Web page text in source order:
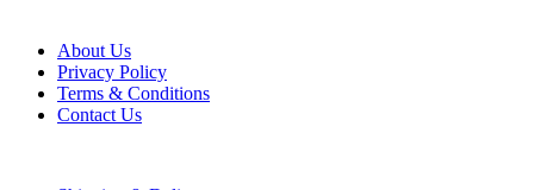
About Us
Privacy Policy
Terms & Conditions
Contact Us